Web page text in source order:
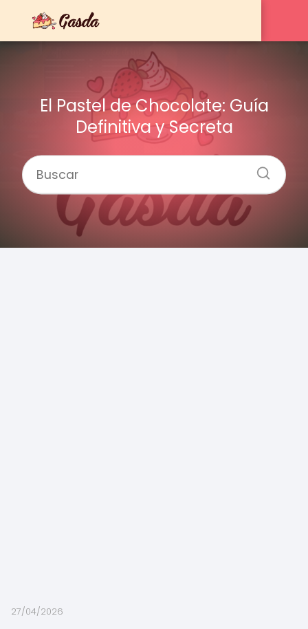
El Pastel de Chocolate: Guía
Definitiva y Secreta
27/04/2026